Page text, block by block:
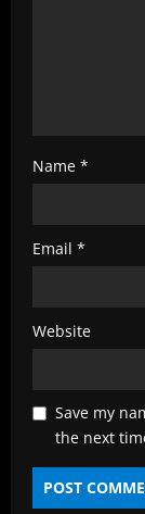
Name *
Email *
Website
Save my
the next